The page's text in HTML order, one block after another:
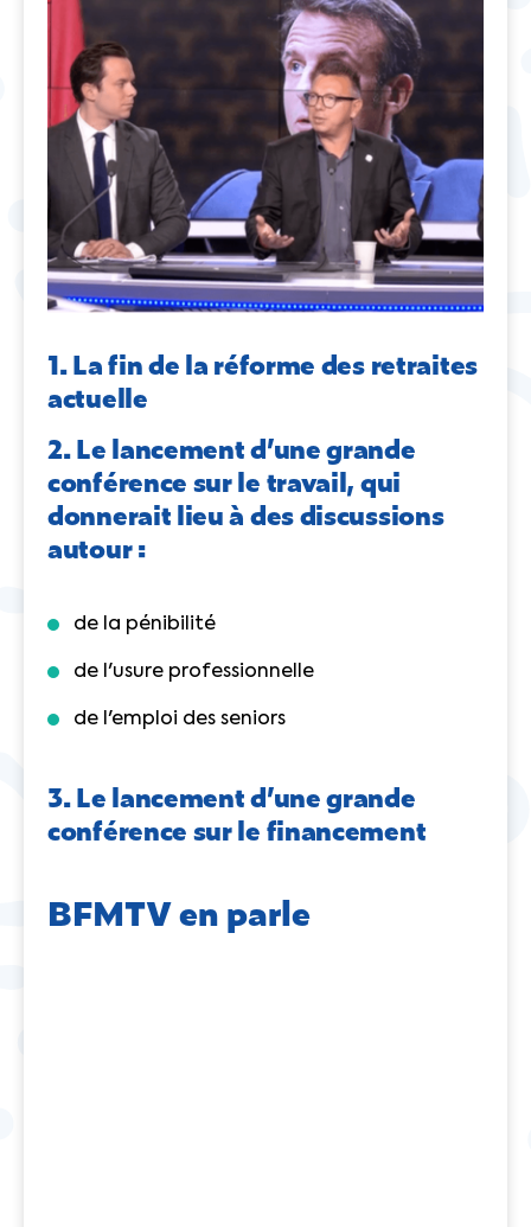
1. La fin de la réforme des retraites
actuelle
2. Le lancement d’une grande
conférence sur le travail, qui
donnerait lieu à des discussions
autour :
de la pénibilité
de l'usure professionnelle
de l'emploi des seniors
3. Le lancement d’une grande
conférence sur le financement
BFMTV en parle